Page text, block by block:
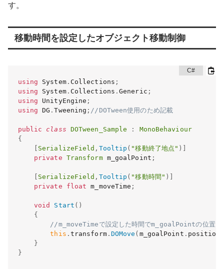
す。
移動時間を設定したオブジェクト移動制御
using System. Collections ;
using System. Collections .Generic ;
using UnityEngine ;
using DG .Tweening ; //DOTween使用のため記載
public class DOTween_Sample :
MonoBehaviour
{
SerializeField , Tooltip ( "移動終了地点" )
private Transform m_goalPoint ;
SerializeField , Tooltip ( "移動時間" )
private
float m_moveTime ;
void Start ( )
{
//m_moveTimeで設定した時間でm_goalPointの位置ま
this . transform. DOMove ( m_goalPoint . position
}
}